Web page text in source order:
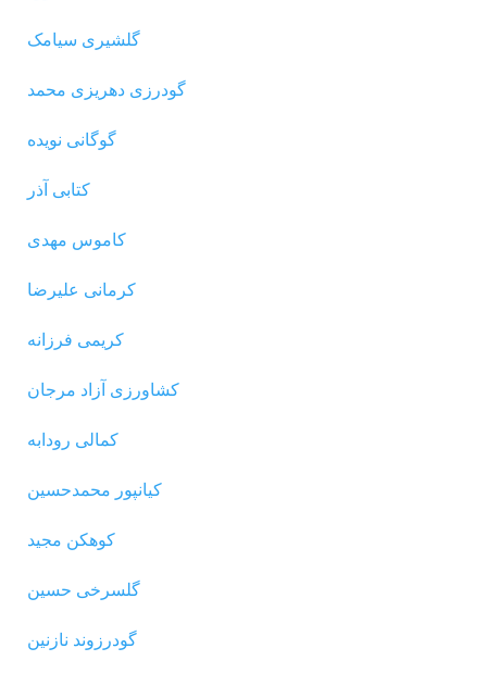
گلشیری سیامک
گودرزى دهریزى محمد
گوگانی نویده
کتابی آذر
کاموس مهدی
کرمانی علیرضا
کریمی فرزانه
کشاورزی آزاد مرجان
کمالی رودابه
کیانپور محمدحسین
کوهکن مجید
گلسرخی حسین
گودرزوند نازنین